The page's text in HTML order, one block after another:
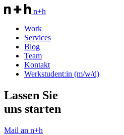
n+h
Work
Services
Blog
Team
Kontakt
Werkstudent:in (m/w/d)
Lassen Sie
uns starten
Mail an n+h